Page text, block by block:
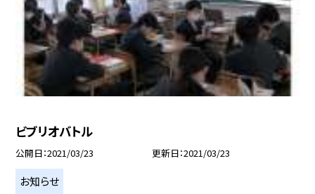
ビブリオバトル
公開日 2021/03/23 更新日 2021/03/23
お知らせ